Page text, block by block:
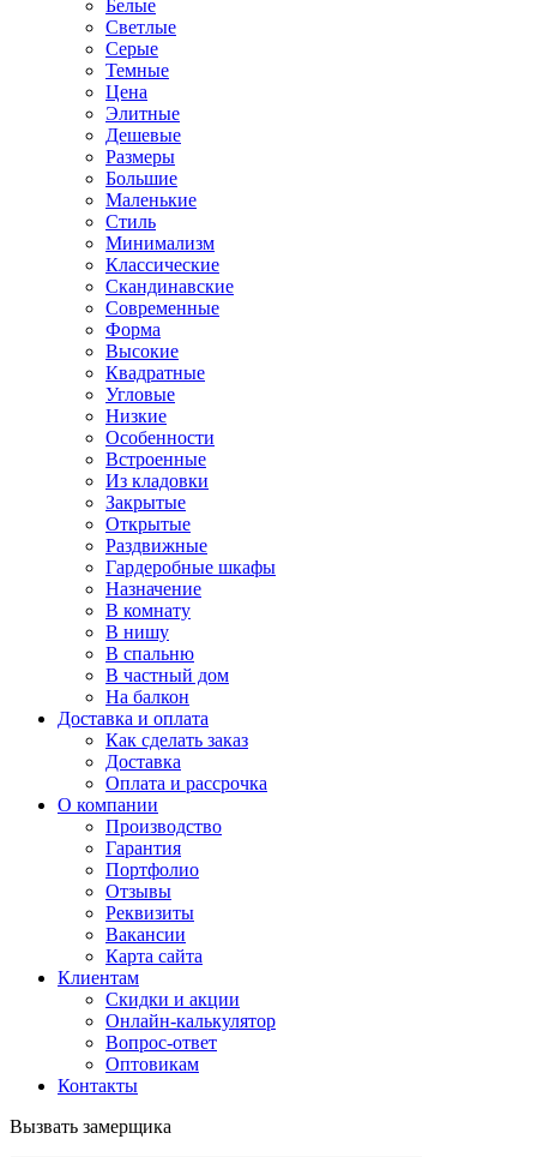
Белые
Светлые
Серые
Темные
Цена
Элитные
Дешевые
Размеры
Большие
Маленькие
Стиль
Минимализм
Классические
Скандинавские
Современные
Форма
Высокие
Квадратные
Угловые
Низкие
Особенности
Встроенные
Из кладовки
Закрытые
Открытые
Раздвижные
Гардеробные шкафы
Назначение
В комнату
В нишу
В спальню
В частный дом
На балкон
Доставка и оплата
Как сделать заказ
Доставка
Оплата и рассрочка
О компании
Производство
Гарантия
Портфолио
Отзывы
Реквизиты
Вакансии
Карта сайта
Клиентам
Скидки и акции
Онлайн-калькулятор
Вопрос-ответ
Оптовикам
Контакты
Вызвать замерщика